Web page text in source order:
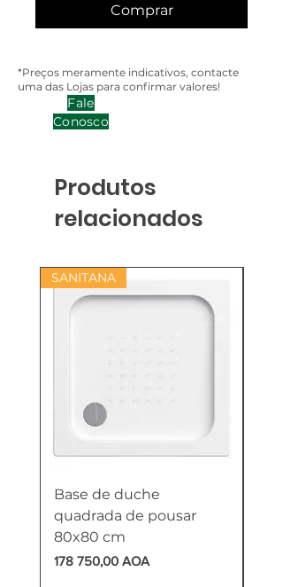
Comprar
*Preços meramente indicativos, contacte
uma das Lojas para confirmar valores!
Fale
Conosco
Produtos
relacionados
SANITANA
Base de duche
quadrada de pousar
80x80 cm
Preço
178 750,00 AOA